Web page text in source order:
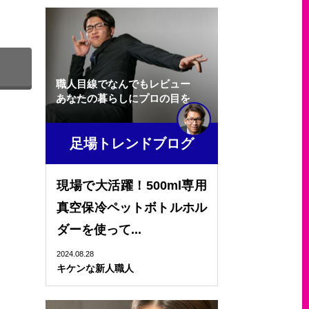
職人目線でなんでもレビュー
あなたの暮らしにプロの目を
足場トレンドブログ
現場で大活躍！500ml専用
真空保冷ペットボトルホル
ダーを使って...
2024.08.28
キケンな新人職人